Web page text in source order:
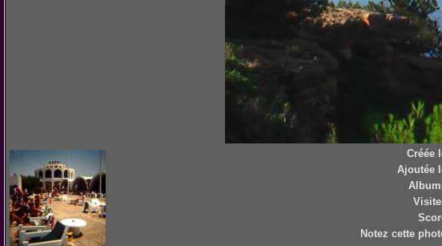
Créée
Ajoutée
Notez cette